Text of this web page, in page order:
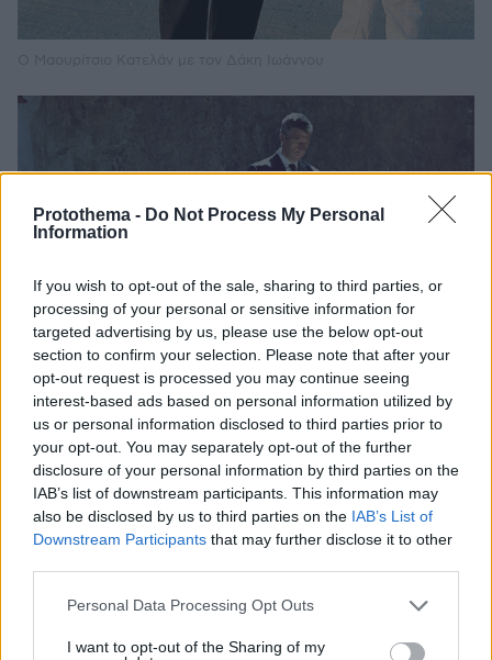
Protothema - Do Not Process My Personal
Information
If you wish to opt-out of the sale, sharing to third parties, or
processing of your personal or sensitive information for
targeted advertising by us, please use the below opt-out
section to confirm your selection. Please note that after your
opt-out request is processed you may continue seeing
interest-based ads based on personal information utilized by
us or personal information disclosed to third parties prior to
your opt-out. You may separately opt-out of the further
disclosure of your personal information by third parties on the
IAB’s list of downstream participants. This information may
also be disclosed by us to third parties on the IAB’s List of
Downstream Participants that may further disclose it to other
Please note that this website/app uses one or more Google
not limited to your visit or usage behaviour. You may click to
Personal Data Processing Opt Outs
I want to opt-out of the Sharing of my